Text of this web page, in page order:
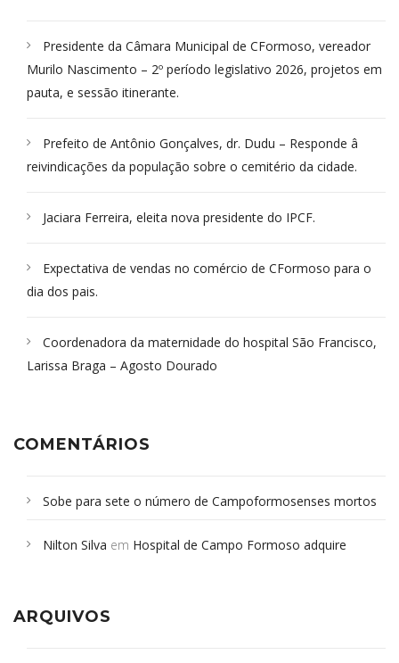
Presidente da Câmara Municipal de CFormoso, vereador
Murilo Nascimento – 2º período legislativo 2026, projetos em
pauta, e sessão itinerante.
Prefeito de Antônio Gonçalves, dr. Dudu – Responde â
reivindicações da população sobre o cemitério da cidade.
Jaciara Ferreira, eleita nova presidente do IPCF.
Expectativa de vendas no comércio de CFormoso para o
dia dos pais.
Coordenadora da maternidade do hospital São Francisco,
Larissa Braga – Agosto Dourado
COMENTÁRIOS
Sobe para sete o número de Campoformosenses mortos
Campoformosenses que morreram em desabamentos são
Nilton Silva em Hospital de Campo Formoso adquire
ARQUIVOS